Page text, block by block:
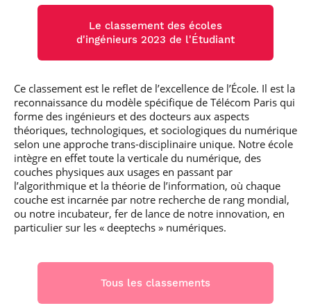
Le classement des écoles
d'ingénieurs 2023 de l'Étudiant
Ce classement est le reflet de l’excellence de l’École. Il est la
reconnaissance du modèle spécifique de Télécom Paris qui
forme des ingénieurs et des docteurs aux aspects
théoriques, technologiques, et sociologiques du numérique
selon une approche trans-disciplinaire unique. Notre école
intègre en effet toute la verticale du numérique, des
couches physiques aux usages en passant par
l’algorithmique et la théorie de l’information, où chaque
couche est incarnée par notre recherche de rang mondial,
ou notre incubateur, fer de lance de notre innovation, en
particulier sur les « deeptechs » numériques.
Tous les classements